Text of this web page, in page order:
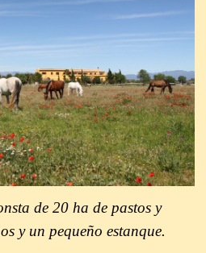
de 20 ha de pastos y
y un pequeño estanque.